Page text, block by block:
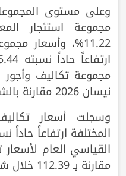
وعلى مستوى
مجموعة استئجار
11.22%، وأسعار
مجموعة تكاليف وأجور
نيسان 2026 مقارنة بالشهر السابق.
وسجلت أسعار
مقارنة بـ 112.39 خلال شهر آذار.